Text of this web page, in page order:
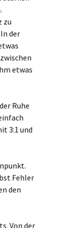
zu
der
etwas
Ruhe
3:1 und
Fehler
den
Von der